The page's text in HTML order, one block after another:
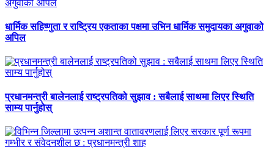
धार्मिक सहिष्णुता र राष्ट्रिय एकताका पक्षमा उभिन धार्मिक समुदायका अगुवाको
अपिल
प्रधानमन्त्री बालेनलाई राष्ट्रपतिको सुझाव : सबैलाई साथमा लिएर स्थिति
साम्य पार्नुहोस्